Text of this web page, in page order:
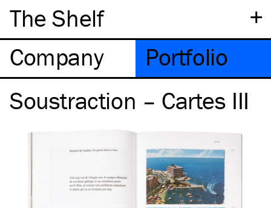
+
The Shelf
Company
Portfolio
Soustraction – Cartes III